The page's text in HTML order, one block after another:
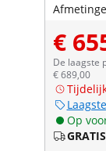
€
De laagste
€ 689,00
Op